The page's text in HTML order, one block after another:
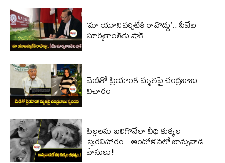
‘మా యూనివర్సిటీకి రావొద్దు’.. సీజేఐ
సూర్యకాంత్‌కు షాక్
మెడికో ప్రియాంక మృతిపై చంద్రబాబు
విచారం
పిల్లలను బలిగొనేలా వీధి కుక్కల
స్వైరవిహారం.. ఆందోళనలో బాన్సువాడ
వాసులు!